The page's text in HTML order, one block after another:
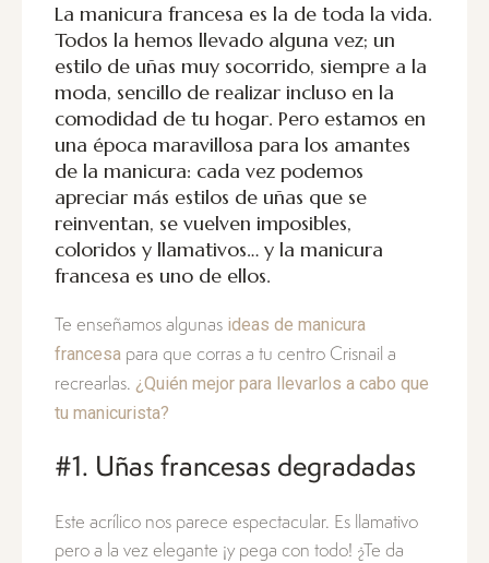
La manicura francesa es la de toda la vida.
Todos la hemos llevado alguna vez; un
estilo de uñas muy socorrido, siempre a la
moda, sencillo de realizar incluso en la
comodidad de tu hogar. Pero estamos en
una época maravillosa para los amantes
de la manicura: cada vez podemos
apreciar más estilos de uñas que se
reinventan, se vuelven imposibles,
coloridos y llamativos… y la manicura
francesa es uno de ellos.
Te enseñamos algunas ideas de manicura
francesa para que corras a tu centro Crisnail a
recrearlas. ¿Quién mejor para llevarlos a cabo que
tu manicurista?
#1. Uñas francesas degradadas
Este acrílico nos parece espectacular. Es llamativo
pero a la vez elegante ¡y pega con todo! ¿Te da